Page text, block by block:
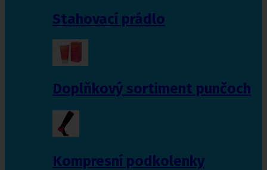
Stahovací prádlo
Doplňkový sortiment punčoch
Kompresní podkolenky